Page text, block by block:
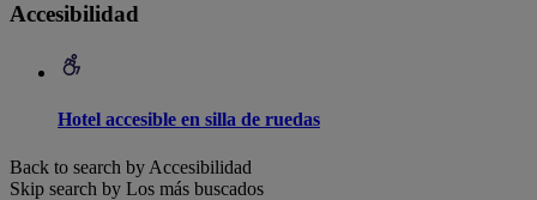
Accesibilidad
Hotel accesible en silla de ruedas
Back to search by Accesibilidad
Skip search by Los más buscados